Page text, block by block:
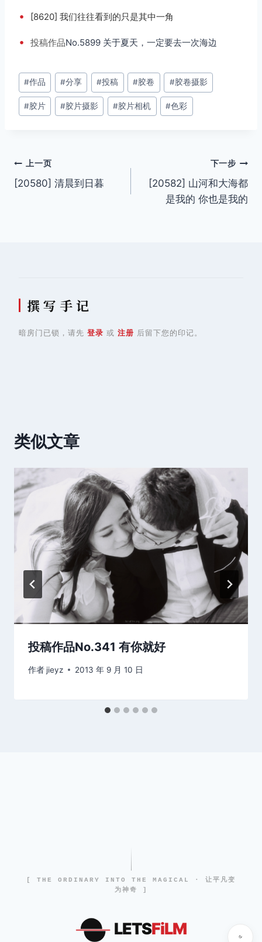
• [8620] 我们往往看到的只是其中一角
• 投稿作品No.5899 关于夏天，一定要去一次海边
文
章
标
#作品 #分享 #投稿 #胶卷 #胶卷摄影
#胶片 #胶片摄影 #胶片相机 #色彩
文
章
上一页
[20580] 清晨到日暮
下一步
[20582] 山河和大海都
是我的 你也是我的
撰 写 手 记
暗房门已锁，请先 登录 或 注册 后留下您的印记。
类似文章
投稿作品No.341 有你就好
作者 jieyz 2013 年 9 月 10 日
[ THE ORDINARY INTO THE MAGICAL · 让平凡变
为神奇 ]
LETSFiLM